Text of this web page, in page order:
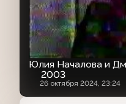
Юлия Началова и
2003
26 октября 2024, 23:24